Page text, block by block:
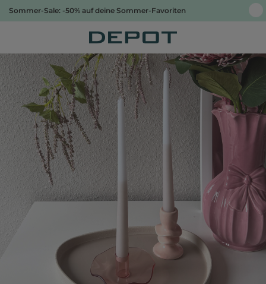
Sommer-Sale: -50% auf deine Sommer-Favoriten